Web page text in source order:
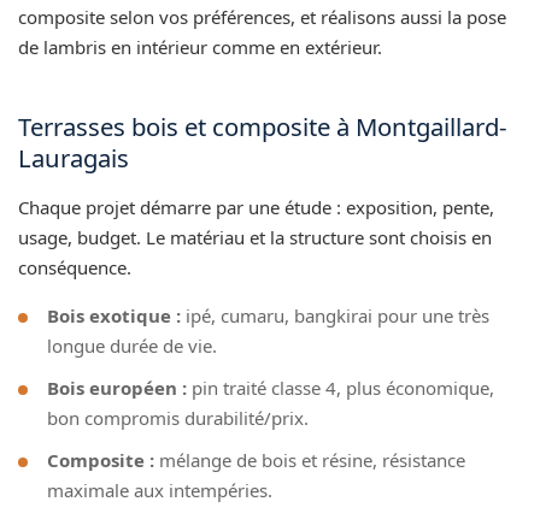
composite selon vos préférences, et réalisons aussi la pose
de lambris en intérieur comme en extérieur.
Terrasses bois et composite à Montgaillard-
Lauragais
Chaque projet démarre par une étude : exposition, pente,
usage, budget. Le matériau et la structure sont choisis en
conséquence.
Bois exotique : ipé, cumaru, bangkirai pour une très
longue durée de vie.
Bois européen : pin traité classe 4, plus économique,
bon compromis durabilité/prix.
Composite : mélange de bois et résine, résistance
maximale aux intempéries.